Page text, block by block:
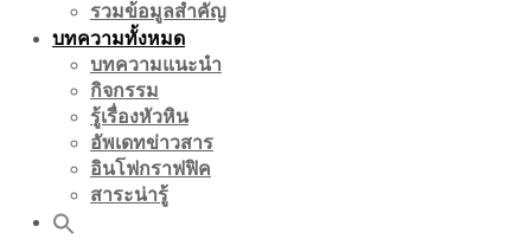
รวมข้อมูลสำคัญ
บทความทั้งหมด
บทความแนะนำ
กิจกรรม
รู้เรื่องหัวหิน
อัพเดทข่าวสาร
อินโฟกราฟฟิค
สาระน่ารู้